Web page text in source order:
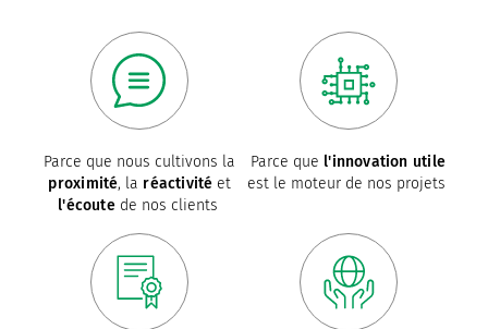
Parce que nous cultivons la
proximité, la réactivité et
l'écoutede nos clients
Parce que l'innovation utile
est le moteur de nos projets